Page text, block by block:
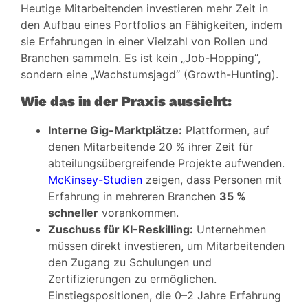
Heutige Mitarbeitenden investieren mehr Zeit in
den Aufbau eines Portfolios an Fähigkeiten, indem
sie Erfahrungen in einer Vielzahl von Rollen und
Branchen sammeln. Es ist kein „Job-Hopping“,
sondern eine „Wachstumsjagd“ (Growth-Hunting).
Wie das in der Praxis aussieht:
Interne Gig-Marktplätze: Plattformen, auf
denen Mitarbeitende 20 % ihrer Zeit für
abteilungsübergreifende Projekte aufwenden.
McKinsey-Studien zeigen, dass Personen mit
Erfahrung in mehreren Branchen 35 %
schneller vorankommen.
Zuschuss für KI-Reskilling: Unternehmen
müssen direkt investieren, um Mitarbeitenden
den Zugang zu Schulungen und
Zertifizierungen zu ermöglichen.
Einstiegspositionen, die 0–2 Jahre Erfahrung